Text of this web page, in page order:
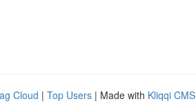
Cloud | Top Users | Made with Kliqqi CMS